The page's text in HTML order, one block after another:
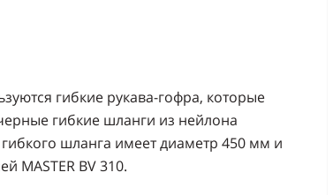
гибкие рукава-гофра, которые
гибкие шланги из нейлона
шланга имеет диаметр 450 мм и
MASTER BV 310.